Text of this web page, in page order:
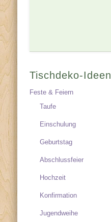
Tischdeko-Ideen
Feste & Feiern
Taufe
Einschulung
Geburtstag
Abschlussfeier
Hochzeit
Konfirmation
Jugendweihe